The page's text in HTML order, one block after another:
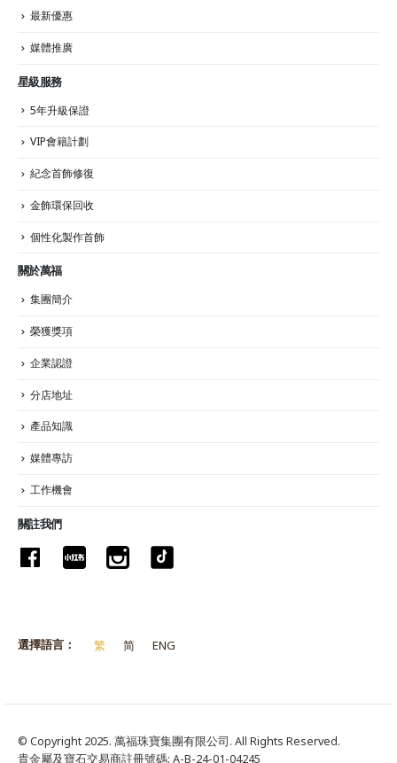
最新優惠
媒體推廣
星級服務
5年升級保證
VIP會籍計劃
紀念首飾修復
金飾環保回收
個性化製作首飾
關於萬福
集團簡介
榮獲獎項
企業認證
分店地址
產品知識
媒體專訪
工作機會
關註我們
選擇語言： 繁 简 ENG
© Copyright 2025. 萬福珠寶集團有限公司. All Rights Reserved.
貴金屬及寶石交易商註冊號碼: A-B-24-01-04245